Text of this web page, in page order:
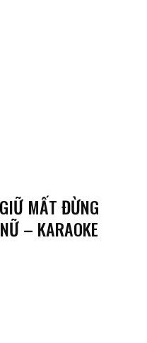
MẤT ĐỪNG
– KARAOKE